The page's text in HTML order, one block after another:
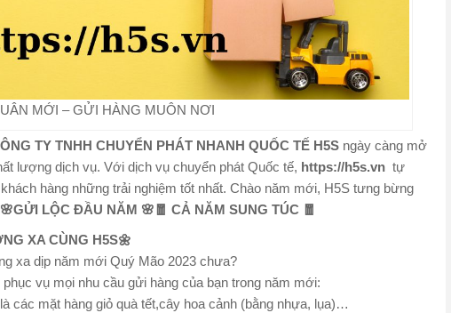
MỚI – GỬI HÀNG MUÔN NƠI
TY TNHH CHUYỂN PHÁT NHANH QUỐC TẾ H5S ngày càng mở
lượng dịch vụ. Với dịch vụ chuyển phát Quốc tế, https://h5s.vn tự
hàng những trải nghiệm tốt nhất. Chào năm mới, H5S tưng bừng
🌸GỬI LỘC ĐẦU NĂM 🌸🧧 CẢ NĂM SUNG TÚC 🧧
XA CÙNG H5S🌼
xa dịp năm mới Quý Mão 2023 chưa?
vụ mọi nhu cầu gửi hàng của bạn trong năm mới:
các mặt hàng giỏ quà tết,cây hoa cảnh (bằng nhựa, lụa)…